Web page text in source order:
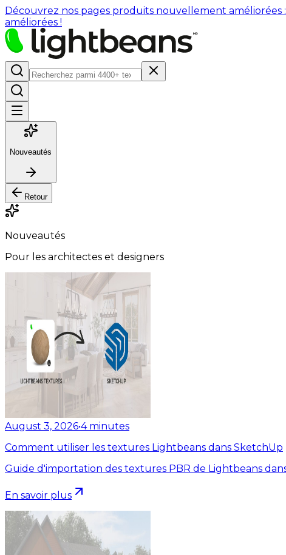
Découvrez nos pages produits nouvellement améliorées
améliorées !
Nouveautés
Retour
Nouveautés
Pour les architectes et designers
August 3, 2026•4 minutes
Comment utiliser les textures Lightbeans dans SketchUp
Guide d'importation des textures PBR de Lightbeans
En savoir plus